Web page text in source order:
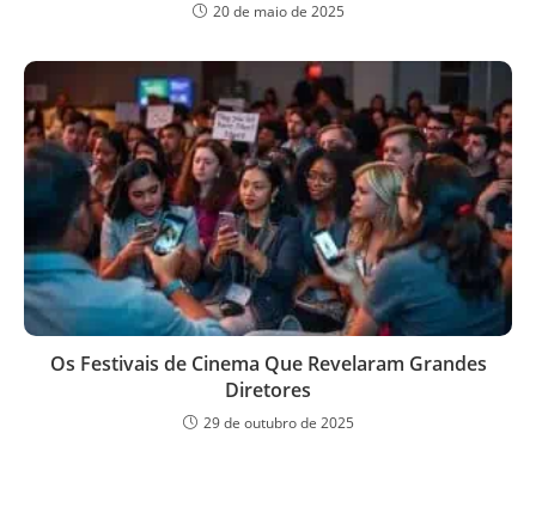
20 de maio de 2025
Os Festivais de Cinema Que Revelaram Grandes
Diretores
29 de outubro de 2025